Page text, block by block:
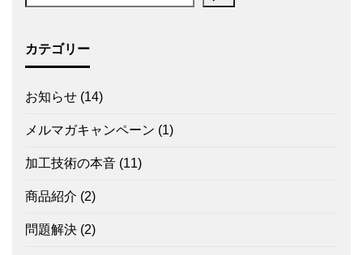
カテゴリー
お知らせ (14)
メルマガキャンペーン (1)
加工技術の本音 (11)
商品紹介 (2)
問題解決 (2)